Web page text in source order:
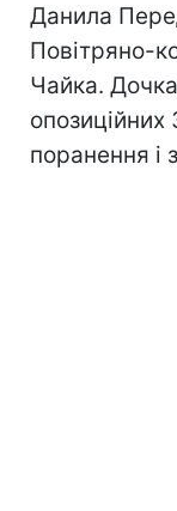
Данила
Повітряно-
Чайка.
поранення і